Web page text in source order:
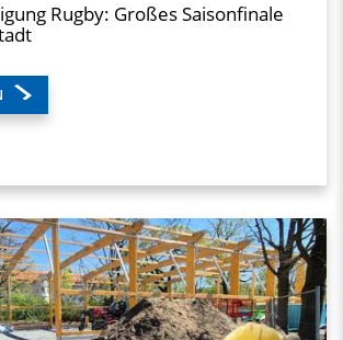
Rugby: Großes Saisonfinale